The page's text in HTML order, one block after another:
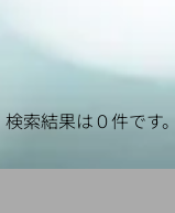
検索結果は０件です。